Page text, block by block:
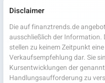
Disclaimer
Die auf finanztrends.de
ausschließlich der Information.
stellen zu keinem Zeitpunkt
Verkaufsempfehlung dar. Sie
Kursentwicklungen der
Handlungsaufforderung zu